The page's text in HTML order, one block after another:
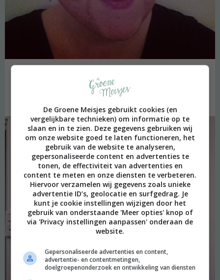
Zo kwam ik donderdagavond, na een fietstocht van dertig
minuten door de stromende regen, thuis. Mijn mascara is niet
De Groene Meisjes gebruikt cookies (en
vergelijkbare technieken) om informatie op te
slaan en in te zien. Deze gegevens gebruiken wij
om onze website goed te laten functioneren, het
gebruik van de website te analyseren,
gepersonaliseerde content en advertenties te
tonen, de effectiviteit van advertenties en
content te meten en onze diensten te verbeteren.
Hiervoor verzamelen wij gegevens zoals unieke
advertentie ID’s, geolocatie en surfgedrag. Je
kunt je cookie instellingen wijzigen door het
gebruik van onderstaande 'Meer opties' knop of
via 'Privacy instellingen aanpassen' onderaan de
website.
Gepersonaliseerde advertenties en content,
advertentie- en contentmetingen,
doelgroepenonderzoek en ontwikkeling van diensten